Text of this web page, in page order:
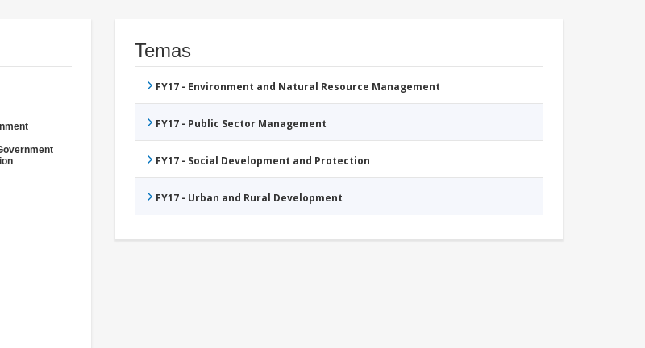
Temas
FY17 - Environment and Natural Resource Management
FY17 - Public Sector Management
FY17 - Social Development and Protection
FY17 - Urban and Rural Development